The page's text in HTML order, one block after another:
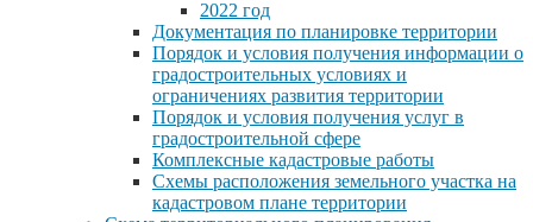
2022 год
Документация по планировке территории
Порядок и условия получения информации о
градостроительных условиях и
ограничениях развития территории
Порядок и условия получения услуг в
градостроительной сфере
Комплексные кадастровые работы
Схемы расположения земельного участка на
кадастровом плане территории